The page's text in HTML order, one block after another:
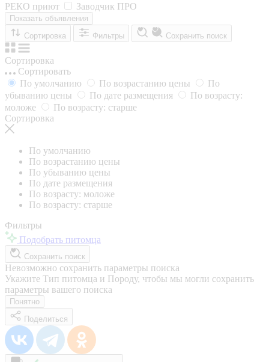
РЕКО приют
Заводчик ПРО
Показать объявления
Сортировка
Фильтры Сохранить поиск
Сортировка
Сортировать
По умолчанию
По возрастанию цены
По
убыванию цены
По дате размещения
По возрасту:
моложе
По возрасту: старше
Сортировка
По умолчанию
По возрастанию цены
По убыванию цены
По дате размещения
По возрасту: моложе
По возрасту: старше
Фильтры
Подобрать питомца
Сохранить поиск
Невозможно сохранить параметры поиска
Укажите Тип питомца и Породу, чтобы мы могли сохранить
параметры вашего поиска
Понятно
Поделиться